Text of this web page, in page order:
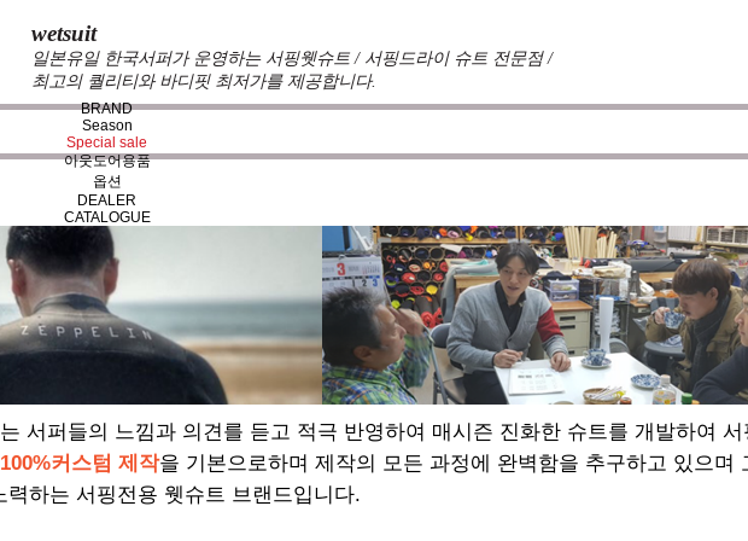
wetsuit
일본유일 한국서퍼가 운영하는 서핑웻슈트 / 서핑드라이 슈트 전문점 /
최고의 퀄리티와 바디핏 최저가를 제공합니다.
BRAND
Season
Special sale
아웃도어용품
옵션
DEALER
CATALOGUE
는 서퍼들의 느낌과 의견를 듣고 적극 반영하여 매시즌 진화한 슈트를 개발하여
100%커스텀 제작을 기본으로하며 제작의 모든 과정에 완벽함을 추구하고 있으며
력하는 서핑전용 웻슈트 브랜드입니다.